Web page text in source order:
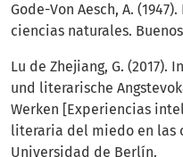
Gode-Von Aesch, A.
ciencias naturales.
Lu de Zhejiang, G.
und literarische
Werken [Experiencias
literaria del miedo en las
Universidad de Berlín.